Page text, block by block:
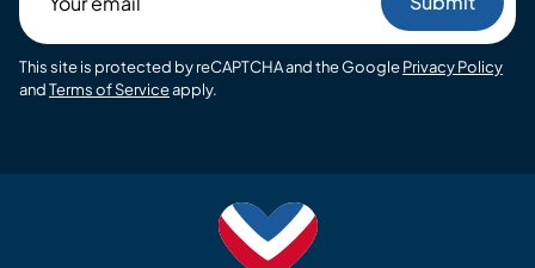
email
This site is protected by reCAPTCHA and the GooglePrivacy Policy
andTerms of Serviceapply.